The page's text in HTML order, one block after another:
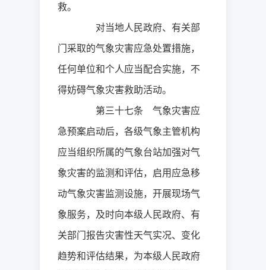
救。
对当地人民政府、有关部
门采取的气象灾害应急处置措施，
任何单位和个人应当配合实施，不
得妨碍气象灾害救助活动。
第三十七条 气象灾害应
急预案启动后，各级气象主管机构
应当组织所属的气象台站加强对气
象灾害的监测和评估，启用应急移
动气象灾害监测设施，开展现场气
象服务，及时向本级人民政府、有
关部门报告灾害性天气实况、变化
趋势和评估结果，为本级人民政府